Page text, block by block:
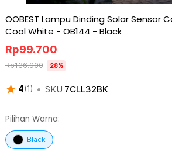
OOBEST Lampu Dinding Solar Sensor
Cool White - OB144 - Black
4(1 ) • SKU 7CLL32BK
Rp99.700
Rp136.900 28%
Pilihan Warna:
Black